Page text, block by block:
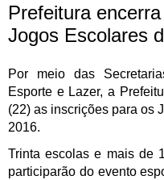
Prefeitura
Jogos Escolares
Por meio das
Esporte e Lazer, a
(22) as inscrições para os
2016.
Trinta escolas e mais de
participarão do evento